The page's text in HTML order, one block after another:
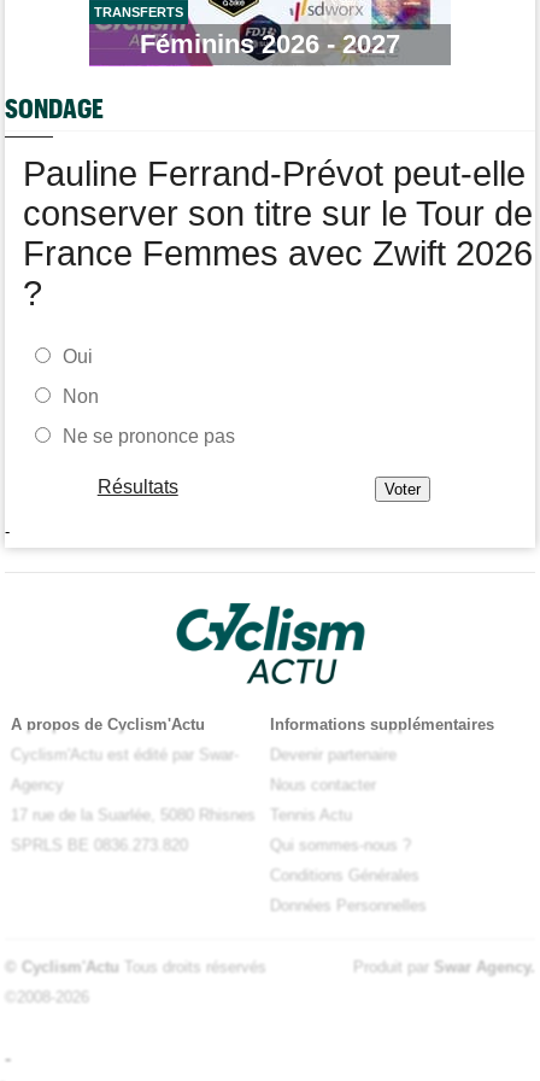
Isaac Del Toro a prolongé avec UAE Team Emirates-XRG pour 5
TRANSFERTS
Féminins 2026 - 2027
SONDAGE
Pauline Ferrand-Prévot peut-elle
conserver son titre sur le Tour de
France Femmes avec Zwift 2026
?
Oui
Non
Ne se prononce pas
Résultats
-
A propos de Cyclism'Actu
Cyclism'Actu est édité par Swar-
Agency
17 rue de la Suarlée, 5080 Rhisnes
SPRLS BE 0836.273.820
Informations supplémentaires
Devenir partenaire
Nous contacter
Tennis Actu
Qui sommes-nous ?
Conditions Générales
Données Personnelles
© Cyclism'Actu Tous droits réservés
©2008-2026
Produit par Swar Agency.
-